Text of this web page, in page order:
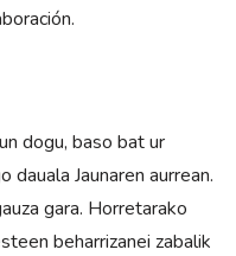
baso bat ur
Jaunaren aurrean.
gara. Horretarako
beharrizanei zabalik